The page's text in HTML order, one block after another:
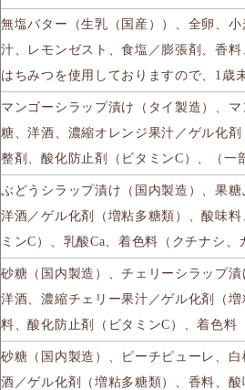
無塩バター（生乳（国産））、全卵、
汁、レモンゼスト、食塩／膨張剤、香
はちみつを使用しておりますので、1歳
マンゴーシラップ漬け（タイ製造）、
糖、洋酒、濃縮オレンジ果汁／ゲル化
整剤、酸化防止剤（ビタミンC）、（一
ぶどうシラップ漬け（国内製造）、果
洋酒／ゲル化剤（増粘多糖類）、酸味
ミンC）、乳酸Ca、着色料（クチナシ、
砂糖（国内製造）、チェリーシラップ
洋酒、濃縮チェリー果汁／ゲル化剤（
料、酸化防止剤（ビタミンC）、着色料
砂糖（国内製造）、ピーチピューレ、
酒／ゲル化剤（増粘多糖類）、香料、